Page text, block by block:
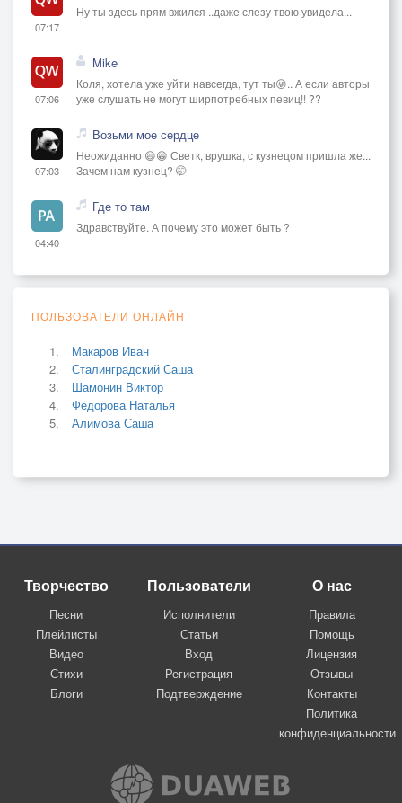
07:17
Ну ты здесь прям вжился ..даже слезу твою увидела...
07:06
Mike
Коля, хотела уже уйти навсегда, тут ты😜.. А если авторы
уже слушать не могут ширпотребных певиц!! ??
07:03
Возьми мое сердце
Неожиданно 😄😁 Светк, врушка, с кузнецом пришла же...
Зачем нам кузнец? 🤭
04:40
Где то там
Здравствуйте. А почему это может быть ?
ПОЛЬЗОВАТЕЛИ ОНЛАЙН
Макаров Иван
Сталинградский Саша
Шамонин Виктор
Фёдорова Наталья
Алимова Саша
Творчество
Песни
Плейлисты
Видео
Стихи
Блоги
Пользователи
Исполнители
Статьи
Вход
Регистрация
Подтверждение
О нас
Правила
Помощь
Лицензия
Отзывы
Контакты
Политика
конфиденциальности